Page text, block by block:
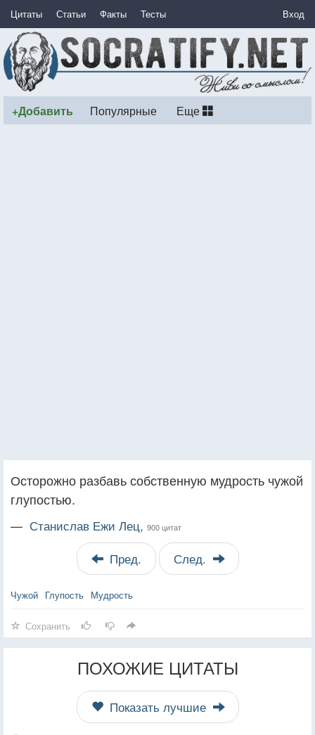
Цитаты Статьи Факты Тесты Вход
+Добавить Популярные Еще
Осторожно разбавь собственную мудрость чужой
глупостью.
— Станислав Ежи Лец, 900 цитат
Пред. След.
Чужой Глупость Мудрость
Сохранить
ПОХОЖИЕ ЦИТАТЫ
Показать лучшие